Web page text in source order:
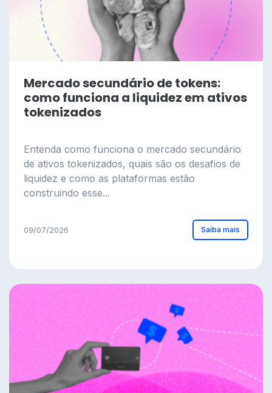
Mercado secundário de tokens:
como funciona a liquidez em ativos
tokenizados
Entenda como funciona o mercado secundário
de ativos tokenizados, quais são os desafios de
liquidez e como as plataformas estão
construindo esse...
09/07/2026 Saiba mais